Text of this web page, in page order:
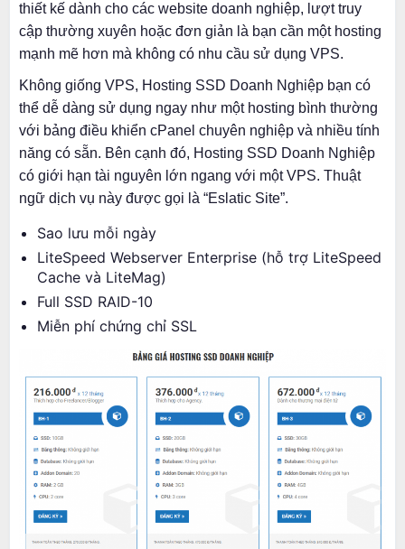
thiết kế dành cho các website doanh nghiệp, lượt truy
cập thường xuyên hoặc đơn giản là bạn cần một hosting
mạnh mẽ hơn mà không có nhu cầu sử dụng VPS.
Không giống VPS, Hosting SSD Doanh Nghiệp bạn có
thể dễ dàng sử dụng ngay như một hosting bình thường
với bảng điều khiển cPanel chuyên nghiệp và nhiều tính
năng có sẵn. Bên cạnh đó, Hosting SSD Doanh Nghiệp
có giới hạn tài nguyên lớn ngang với một VPS. Thuật
ngữ dịch vụ này được gọi là “Eslatic Site”.
Sao lưu mỗi ngày
LiteSpeed Webserver Enterprise (hỗ trợ LiteSpeed
Cache và LiteMag)
Full SSD RAID-10
Miễn phí chứng chỉ SSL